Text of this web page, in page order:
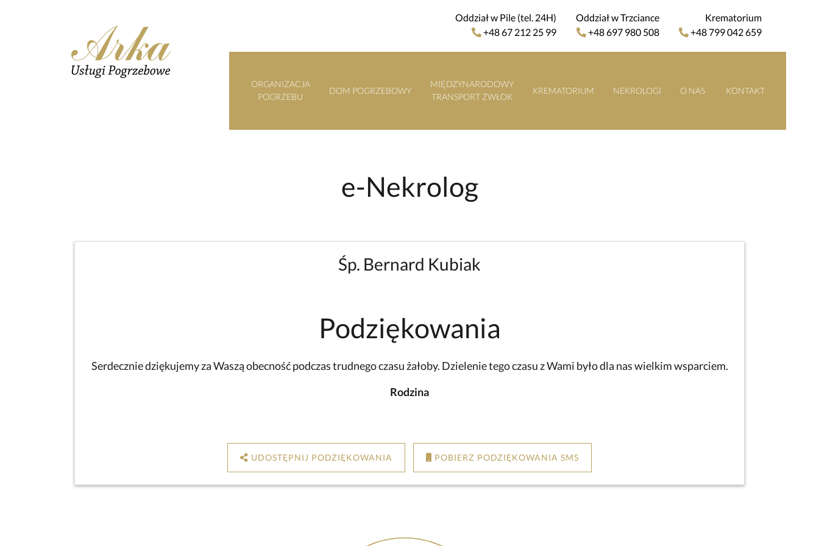
Oddział w Pile (tel. 24H)
+48 67 212 25 99
Oddział w Trzciance
+48 697 980 508
Krematorium
+48 799 042 659
ORGANIZACJA
POGRZEBU
DOM POGRZEBOWY
MIĘDZYNARODOWY
TRANSPORT ZWŁOK
KREMATORIUM NEKROLOGI O NAS KONTAKT
e-Nekrolog
Śp. Bernard Kubiak
Podziękowania
Serdecznie dziękujemy za Waszą obecność podczas trudnego czasu żałoby. Dzielenie tego czasu z Wami było dla nas wielkim wsparciem.
Rodzina
UDOSTĘPNIJ PODZIĘKOWANIA POBIERZ PODZIĘKOWANIA SMS